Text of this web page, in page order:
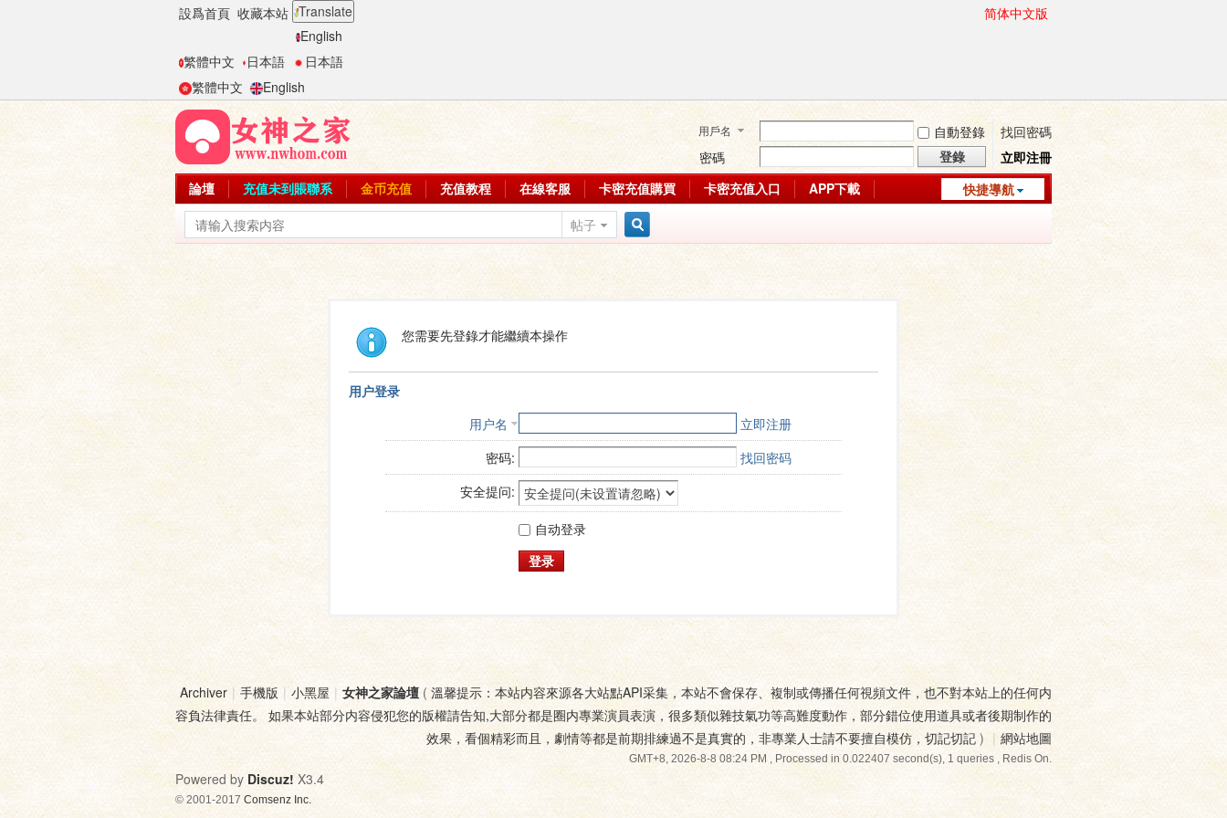
設爲首頁 收藏本站 Translate
English
繁體中文
日本語
日本語
繁體中文
English
简体中文版
用戶名 自動登錄
找回密碼
密碼
登錄
立即注冊
快捷導航
論壇 充值未到賬聯系 金币充值 充值教程 在線客服 卡密充值購買 卡密充值入口
APP下載
帖子
您需要先登錄才能繼續本操作
用户登录
用户名
立即注册
密码:
找回密码
安全提问:
自动登录
登录
Archiver | 手機版 | 小黑屋 | 女神之家論壇( 溫馨提示：本站内容來源各大站點API采集，本站不會保存、複制或傳播任何視頻文件，也不對本站上的任何内
容負法律責任。 如果本站部分内容侵犯您的版權請告知,大部分都是圈内專業演員表演，很多類似雜技氣功等高難度動作，部分錯位使用道具或者後期制作的
效果，看個精彩而且，劇情等都是前期排練過不是真實的，非專業人士請不要擅自模仿，切記切記 ) | 網站地圖
GMT+8, 2026-8-8 08:24 PM, Processed in 0.022407 second(s), 1 queries , Redis On.
Powered by Discuz! X3.4
© 2001-2017 Comsenz Inc.